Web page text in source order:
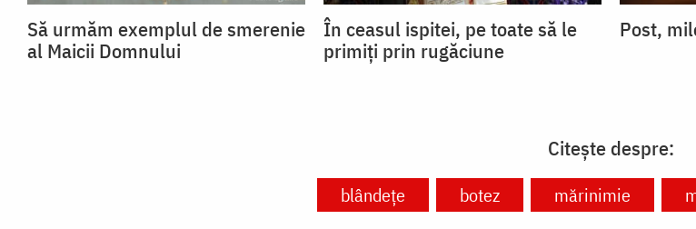
Să urmăm exemplul de smerenie
al Maicii Domnului
În ceasul ispitei, pe toate să le
primiți prin rugăciune
Post,
Citește despre:
blândețe botez mărinimie